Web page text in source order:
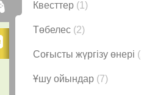
Квесттер (1)
Төбелес (2)
Соғысты жүргізу өнері
Ұшу ойындар (7)